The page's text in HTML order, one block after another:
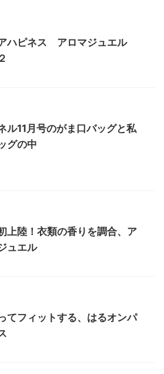
ハピネス アロマジュエル
ル11月号のがま口バッグと私
グの中
上陸！衣類の香りを調合、ア
ュエル
てフィットする、はるオンパ